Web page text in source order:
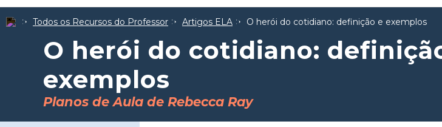
Todos os Recursos do Professor Artigos ELA O herói do cotidiano: definição e exemplos
O herói do cotidiano:
exemplos
Planos de Aula de Rebecca Ray